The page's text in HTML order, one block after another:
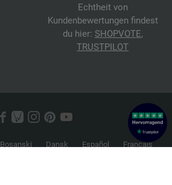
Echtheit von
Kundenbewertungen findest
du hier: SHOPVOTE,
TRUSTPILOT
Bosanski Dansk Español
Français